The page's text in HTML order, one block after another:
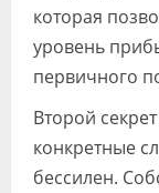
которая
уровень
первичного
Второй
конкретные
бессилен.